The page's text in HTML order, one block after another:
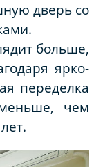
дверь со
больше,
ярко-
переделка
чем